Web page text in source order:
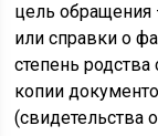
цель обращения
или справки о
степень
копии
(свидетельства